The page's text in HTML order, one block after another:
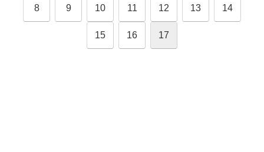
8 9 10 11 12 13 14
15 16 17